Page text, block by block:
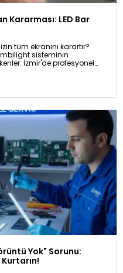
Kararması: LED Bar
tüm ekranını karartır?
sisteminin
İzmir'de profesyonel
çözümleri için okumaya
Yok" Sorunu: